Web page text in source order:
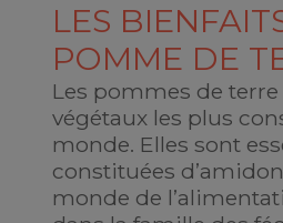
LES
POMME DE
Les pommes de
végétaux les plus
monde. Elles sont
constituées
monde de